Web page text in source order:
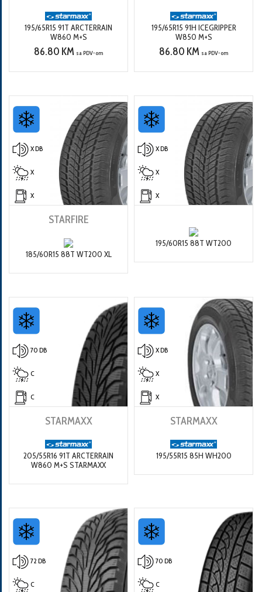
195/65R15 91T ARCTERRAIN
W860 M+S
86.80 KM sa PDV-om
195/65R15 91H ICEGRIPPER
W850 M+S
86.80 KM sa PDV-om
X DB
X
X
STARFIRE
185/60R15 88T WT200 XL
X DB
X
X
195/60R15 88T WT200
70 DB
C
C
STARMAXX
205/55R16 91T ARCTERRAIN
W860 M+S STARMAXX
X DB
X
X
STARMAXX
195/55R15 85H WH200
72 DB
C
70 DB
C